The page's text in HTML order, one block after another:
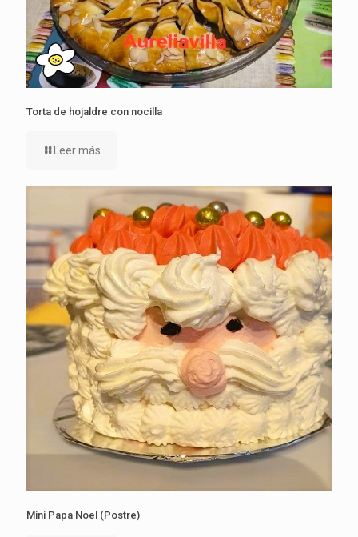
Torta de hojaldre con nocilla
Leer más
Mini Papa Noel (Postre)